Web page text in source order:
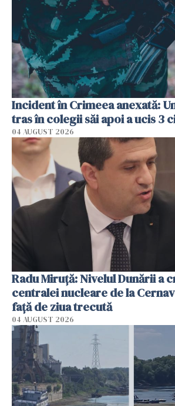
Incident în Crimeea anexată:
tras în colegii săi apoi a ucis 3
04 AUGUST 2026
Radu Miruţă: Nivelul Dunării a
centralei nucleare de la
faţă de ziua trecută
04 AUGUST 2026